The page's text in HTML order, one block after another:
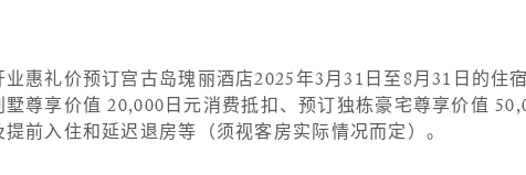
惠礼价预订宫古岛瑰丽酒店2025年3月31日至8月31日的住
尊享价值 20,000日元消费抵扣、预订独栋豪宅尊享价值
前入住和延迟退房等（须视客房实际情况而定）。